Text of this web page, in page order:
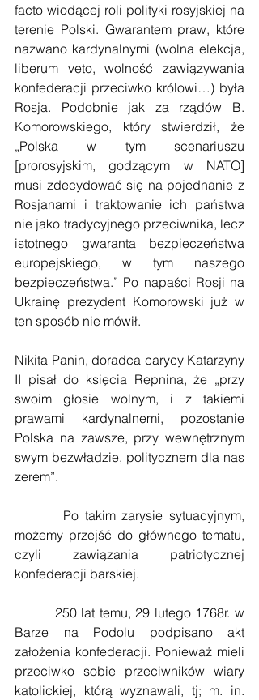
facto wiodącej roli polityki rosyjskiej na
terenie Polski. Gwarantem praw, które
nazwano kardynalnymi (wolna elekcja,
liberum veto, wolność zawiązywania
konfederacji przeciwko królowi…) była
Rosja. Podobnie jak za rządów B.
Komorowskiego, który stwierdził, że
„Polska w tym scenariuszu
[prorosyjskim, godzącym w NATO]
musi zdecydować się na pojednanie z
Rosjanami i traktowanie ich państwa
nie jako tradycyjnego przeciwnika, lecz
istotnego gwaranta bezpieczeństwa
europejskiego, w tym naszego
bezpieczeństwa.” Po napaści Rosji na
Ukrainę prezydent Komorowski już w
ten sposób nie mówił.
Nikita Panin, doradca carycy Katarzyny
II pisał do księcia Repnina, że „przy
swoim głosie wolnym, i z takiemi
prawami kardynalnemi, pozostanie
Polska na zawsze, przy wewnętrznym
swym bezwładzie, politycznem dla nas
zerem”.
możemy przejść do głównego tematu,
czyli zawiązania patriotycznej
konfederacji barskiej.
Barze na Podolu podpisano akt
założenia konfederacji. Ponieważ mieli
przeciwko sobie przeciwników wiary
katolickiej, którą wyznawali, tj; m. in.